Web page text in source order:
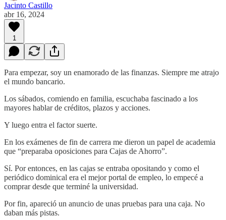
Jacinto Castillo
abr 16, 2024
1
Para empezar, soy un enamorado de las finanzas. Siempre me atrajo
el mundo bancario.
Los sábados, comiendo en familia, escuchaba fascinado a los
mayores hablar de créditos, plazos y acciones.
Y luego entra el factor suerte.
En los exámenes de fin de carrera me dieron un papel de academia
que “preparaba oposiciones para Cajas de Ahorro”.
Sí. Por entonces, en las cajas se entraba opositando y como el
periódico dominical era el mejor portal de empleo, lo empecé a
comprar desde que terminé la universidad.
Por fin, apareció un anuncio de unas pruebas para una caja. No
daban más pistas.